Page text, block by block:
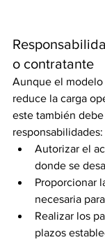
o contratante
Aunque el
reduce la carga
este también
responsabilidades:
Autorizar el
donde se
Proporcionar
necesaria
Realizar los
plazos